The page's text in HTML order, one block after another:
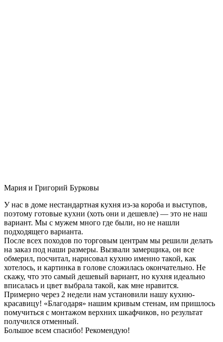
Мария и Григорий Бурковы
У нас в доме нестандартная кухня из-за короба и выступов,
поэтому готовые кухни (хоть они и дешевле) — это не наш
вариант. Мы с мужем много где были, но не нашли
подходящего варианта.
После всех походов по торговым центрам мы решили делать
на заказ под наши размеры. Вызвали замерщика, он все
обмерил, посчитал, нарисовал кухню именно такой, как
хотелось, и картинка в голове сложилась окончательно. Не
скажу, что это самый дешевый вариант, но кухня идеально
вписалась и цвет выбрала такой, как мне нравится.
Примерно через 2 недели нам установили нашу кухню-
красавицу! «Благодаря» нашим кривым стенам, им пришлось
помучиться с монтажом верхних шкафчиков, но результат
получился отменный.
Большое всем спасибо! Рекомендую!